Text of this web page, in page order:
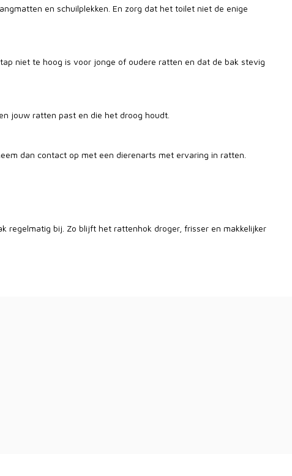
en schuilplekken. En zorg dat het toilet niet de enige
niet te hoog is voor jonge of oudere ratten en dat de bak stevig
jouw ratten past en die het droog houdt.
dan contact op met een dierenarts met ervaring in ratten.
regelmatig bij. Zo blijft het rattenhok droger, frisser en makkelijker